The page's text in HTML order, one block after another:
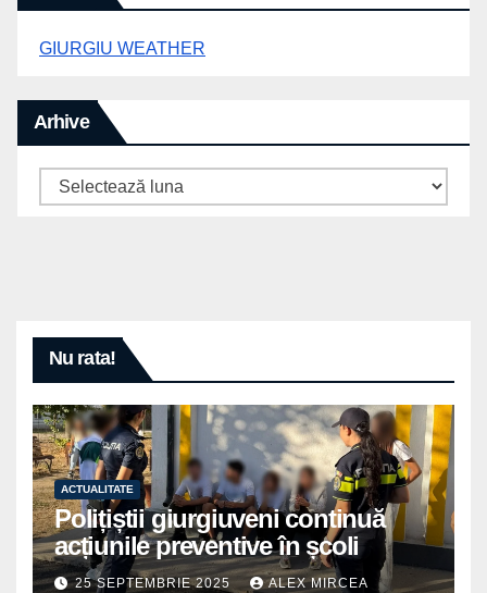
GIURGIU WEATHER
Arhive
Arhive
Nu rata!
ACTUALITATE
Polițiștii giurgiuveni continuă
acțiunile preventive în școli
25 SEPTEMBRIE 2025 ALEX MIRCEA